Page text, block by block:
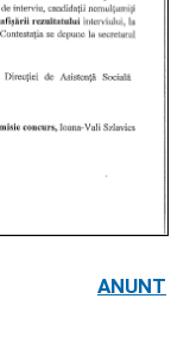
ANUNT